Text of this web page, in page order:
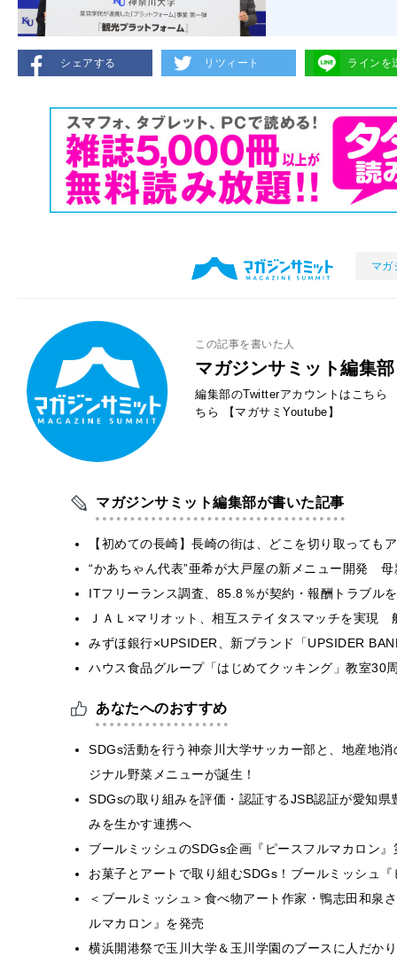
シェアする リツィート ラインを
マガ
この記事を書いた人
マガジンサミット編集部
編集部のTwitterアカウントはこちら
ちら
【マガサミYoutube】
マガジンサミット編集部が書いた記事
【初めての長崎】長崎の街は、どこを切り取って
“かあちゃん代表”亜希が大戸屋の新メニュー開発
ITフリーランス調査、85.8％が契約・報酬トラブ
ＪＡＬ×マリオット、相互ステイタスマッチを実
みずほ銀行×UPSIDER、新ブランド「UPSIDER
ハウス食品グループ「はじめてクッキング」教室
あなたへのおすすめ
SDGs活動を行う神奈川大学サッカー部と、地産地
ジナル野菜メニューが誕生！
SDGsの取り組みを評価・認証するJSB認証が愛知
みを生かす連携へ
ブールミッシュのSDGs企画『ピースフルマカロン
お菓子とアートで取り組むSDGs！ブールミッシュ
＜ブールミッシュ＞食べ物アート作家・鴨志田和泉
ルマカロン』を発売
横浜開港祭で玉川大学＆玉川学園のブースに人だか